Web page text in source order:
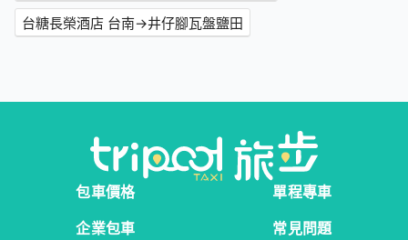
台糖長榮酒店 台南→井仔腳瓦盤鹽田
包車價格
單程專車
企業包車
常見問題